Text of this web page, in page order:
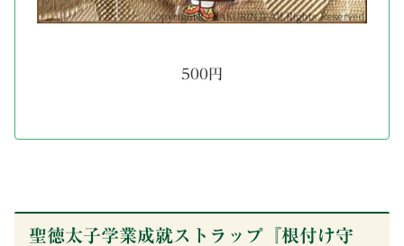
500円
聖徳太子学業成就ストラップ『根付け守